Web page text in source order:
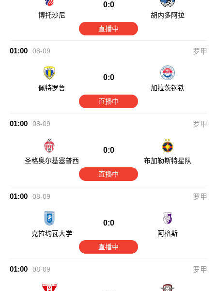
博托沙尼
0:0
胡内多阿拉
直播中
01:00 08-09 罗甲
佩特罗鲁
0:0
加拉茨钢铁
直播中
01:00 08-09 罗甲
圣格奥尔基塞普西
0:0
布加勒斯特星队
直播中
01:00 08-09 罗甲
克拉约瓦大学
0:0
阿格斯
直播中
01:00 08-09 罗甲